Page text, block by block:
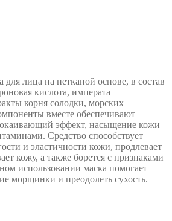
лица на нетканой основе, в состав
кислота, императа
корня солодки, морских
вместе обеспечивают
эффект, насыщение кожи
Средство способствует
и эластичности кожи, продлевает
кожу, а также борется с признаками
использовании маска помогает
морщинки и преодолеть сухость.